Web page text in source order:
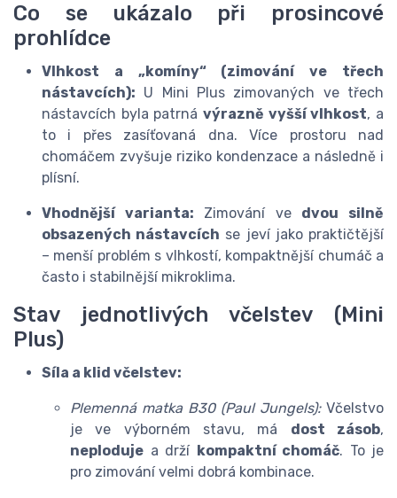
Co se ukázalo při prosincové
prohlídce
Vlhkost a „komíny“ (zimování ve třech
nástavcích): U Mini Plus zimovaných ve třech
nástavcích byla patrná výrazně vyšší vlhkost, a
to i přes zasíťovaná dna. Více prostoru nad
chomáčem zvyšuje riziko kondenzace a následně i
plísní.
Vhodnější varianta: Zimování ve dvou silně
obsazených nástavcích se jeví jako praktičtější
– menší problém s vlhkostí, kompaktnější chumáč a
často i stabilnější mikroklima.
Stav jednotlivých včelstev (Mini
Plus)
Síla a klid včelstev:
Plemenná matka B30 (Paul Jungels):Včelstvo
je ve výborném stavu, má dost zásob,
neploduje a drží kompaktní chomáč. To je
pro zimování velmi dobrá kombinace.